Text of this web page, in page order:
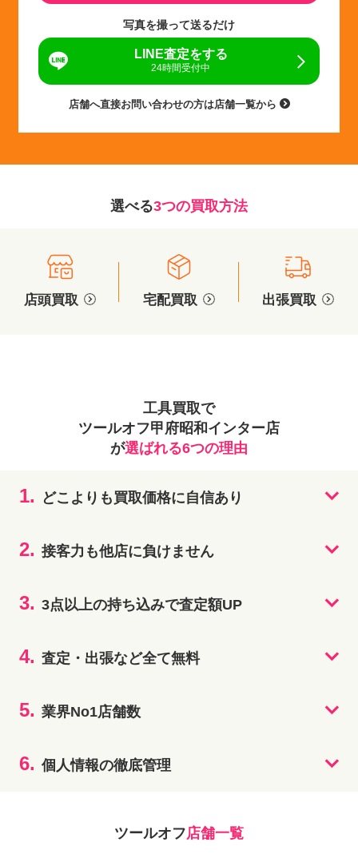
写真を撮って送るだけ
LINE査定をする
24時間受付中
店舗へ直接お問い合わせの方は店舗一覧から
選べる3つの買取方法
店頭買取 宅配買取 出張買取
工具買取で
ツールオフ甲府昭和インター店
が選ばれる6つの理由
1. どこよりも買取価格に自信あり
2. 接客力も他店に負けません
3. 3点以上の持ち込みで査定額UP
4. 査定・出張など全て無料
5. 業界No1店舗数
6. 個人情報の徹底管理
ツールオフ店舗一覧